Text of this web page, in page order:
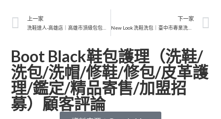
上一家 下一家
New Look 洗鞋洗包｜臺中市專業洗包包｜深耕在地皮革清潔修護、除霉殺菌
Boot Black鞋包護理（洗鞋/
洗包/洗帽/修鞋/修包/皮革護
理/鑑定/精品寄售/加盟招
募）顧客評論